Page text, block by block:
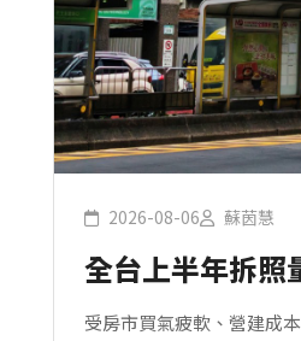
2026-08-06 蘇茵慧
全台上半年拆照
受房市買氣疲軟、營建成